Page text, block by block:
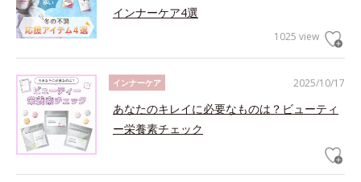
インナーケア4選
1025 view
2025/10/17
インナーケア
あなたのキレイに必要なものは？ビューティ
ー栄養素チェック